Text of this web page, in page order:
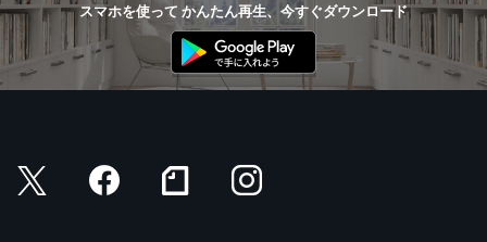
スマホを使って かんたん再生、今すぐダウンロード